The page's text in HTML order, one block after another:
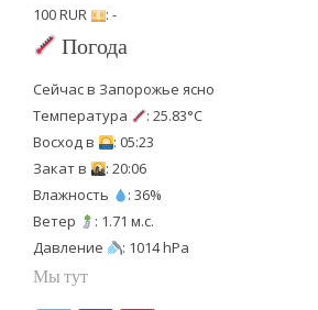
100 RUR
: -
Погода
Сейчас в Запорожье ясно
Температура
: 25.83°C
Восход в
: 05:23
Закат в
: 20:06
Влажность
: 36%
Ветер
: 1.71 м.с.
Давление
: 1014 hPa
Мы тут